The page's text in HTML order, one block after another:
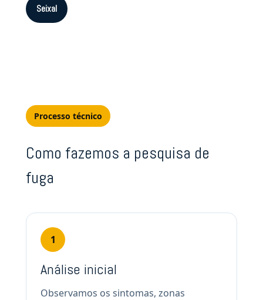
Seixal
Processo técnico
Como fazemos a pesquisa de
fuga
1
Análise inicial
Observamos os sintomas, zonas